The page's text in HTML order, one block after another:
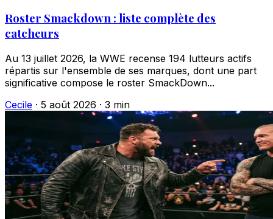
Roster Smackdown : liste complète des
catcheurs
Au 13 juillet 2026, la WWE recense 194 lutteurs actifs
répartis sur l'ensemble de ses marques, dont une part
significative compose le roster SmackDown...
Cecile · 5 août 2026 · 3 min